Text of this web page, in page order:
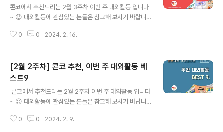
콘코에서 추천드리는 2월 3주차 이번 주 대외활동 입니다
~ 😉 대외활동에 관심있는 분들은 참고해 보시기 바랍니
체류형 관광 활성화 창업교육 아카데미 교육생 모집 ✔ 국
국민 정책기자단 모집 ✔ [취업연계 수강생모집] VR·AR
게임콘텐츠 개발자 양성과정 3월개강 ✔ 제88회 대학생
온라인 기업경영 체험스쿨 ✔ 2024년 충북 미디어 자살
유해정보 모니터링단 모집 ✔ [청소년 토요 코딩 교실] 20
생 모집 ​ ​ ​ 자세한 내용은 콘테스트코리아 홈페이지에서 확
0 0 2024. 2. 16.
[2월 2주차] 콘코 추천, 이번 주 대외활동 베
스트9
​ 콘코에서 추천드리는 2월 2주차 이번 주 대외활동 입니다
~ 😉 대외활동에 관심있는 분들은 참고해 보시기 바랍니
모집 ✔ 2024 여름 유럽드리머즈 모집 ✔ 기역미음지읒
0 0 2024. 2. 9.